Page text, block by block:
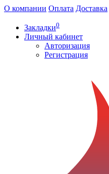
О компании Оплата Доставка
Закладки0
Личный кабинет
Авторизация
Регистрация